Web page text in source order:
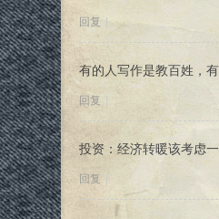
回复
有的人写作是教百姓，
回复
投资：经济转暖该考虑
回复